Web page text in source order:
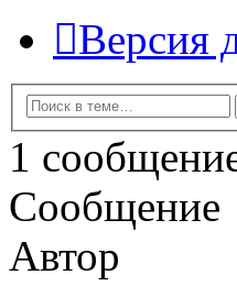
Версия
1
Сообщение
Автор